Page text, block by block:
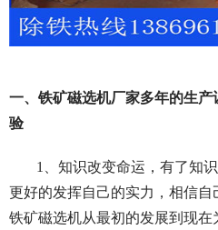
一、铁矿磁选机厂家多年的生
验
1、知识改变命运，有了知
更好的发挥自己的实力，相信
铁矿磁选机从最初的发展到现